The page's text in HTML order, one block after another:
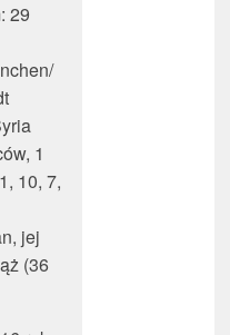
29
1
10, 7,
jej
(36